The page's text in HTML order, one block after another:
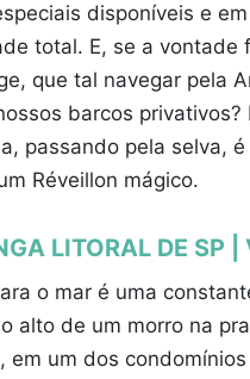
disponíveis e
total. E, se a vontade
que tal navegar pela
barcos privativos?
passando pela selva,
Réveillon mágico.
LITORAL DE SP |
o mar é uma
alto de um morro na
em um dos